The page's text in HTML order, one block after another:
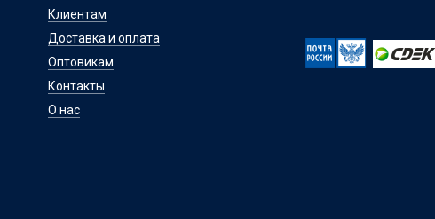
Клиентам
Доставка и оплата
Оптовикам
Контакты
О нас